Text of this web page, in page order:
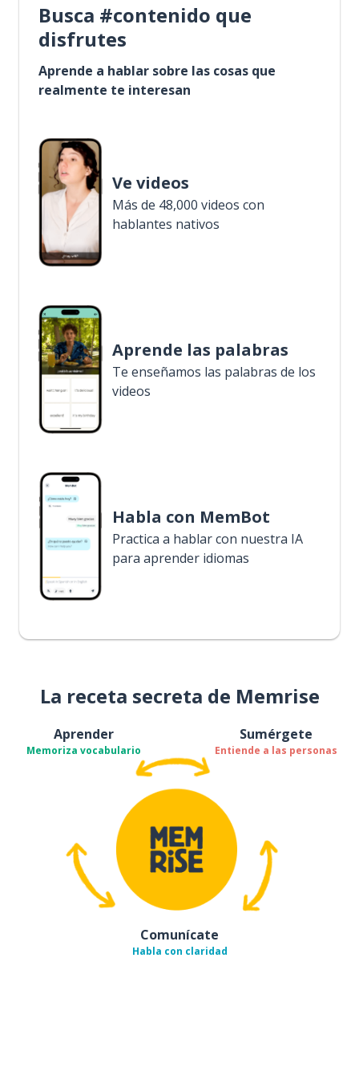
Busca #contenido que
disfrutes
Aprende a hablar sobre las cosas que
realmente te interesan
Ve videos
Más de 48,000 videos con
hablantes nativos
Aprende las palabras
Te enseñamos las palabras de los
videos
Habla con MemBot
Practica a hablar con nuestra IA
para aprender idiomas
La receta secreta de Memrise
Aprender
Memoriza vocabulario
Sumérgete
Entiende a las personas
Comunícate
Habla con claridad